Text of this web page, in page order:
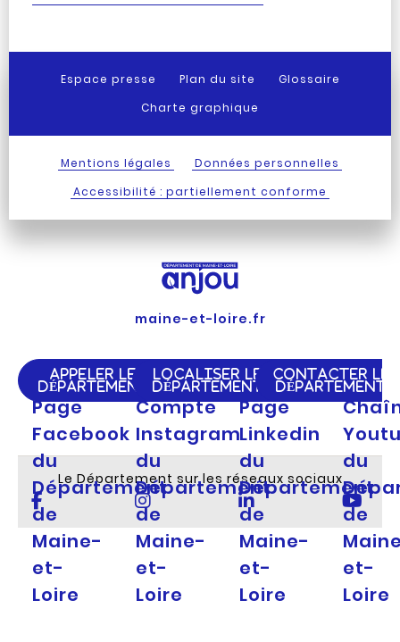
Espace presse Plan du site
Glossaire
Charte graphique
Mentions légales
Données personnelles
Accessibilité : partiellement conforme
maine-et-loire.fr
APPELER LE
DÉPARTEMENT
LOCALISER LE
DÉPARTEMENT
CONTACTER LE
DÉPARTEMENT
Le Département sur les réseaux sociaux
Page
Facebook
du
Département
de
Maine-
et-
Loire
Compte
Instagram
du
Département
de
Maine-
et-
Loire
Page
Linkedin
du
Département
de
Maine-
et-
Loire
du
de
et-
Loire